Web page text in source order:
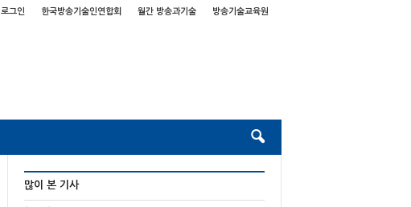
로그인 한국방송기술인연합회 월간 방송과기술 방송기술교육원
많이 본 기사